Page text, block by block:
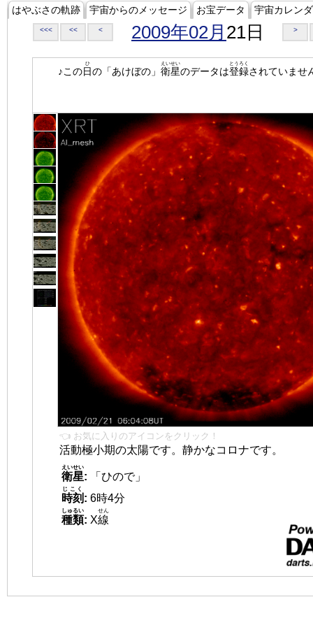
はやぶさの軌跡 宇宙からのメッセージ お宝データ 宇宙カレン
<<< << < 2009年02月 21日 >
♪この日
ひ
の「あけぼの」 衛星
えいせい
のデータは登録
とうろく
されていませ
👈 お気に入りのアイコンをクリック！
活動極小期の太陽です。静かなコロナです。
衛星
えいせい
:
「ひので」
時刻
じこく
: 6時4分
種類
しゅるい
: X線
せん